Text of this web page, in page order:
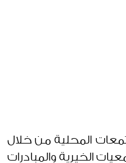
المحلية من خلال
الخيرية والمبادرات